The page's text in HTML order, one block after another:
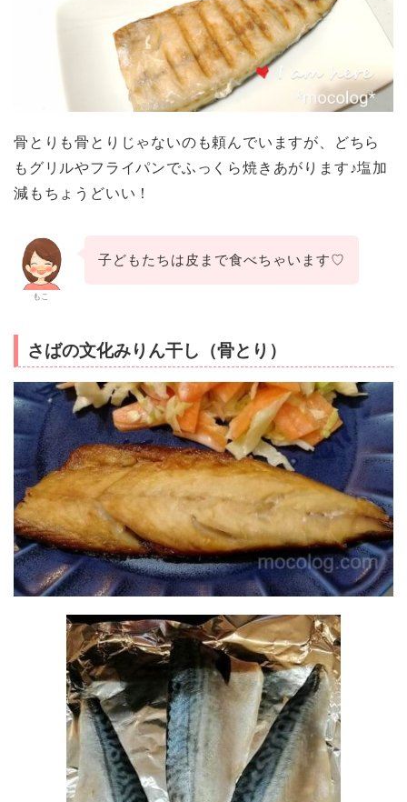
骨とりも骨とりじゃないのも頼んでいますが、どちら
もグリルやフライパンでふっくら焼きあがります♪塩加
減もちょうどいい！
もこ
子どもたちは皮まで食べちゃいます♡
さばの文化みりん干し（骨とり）